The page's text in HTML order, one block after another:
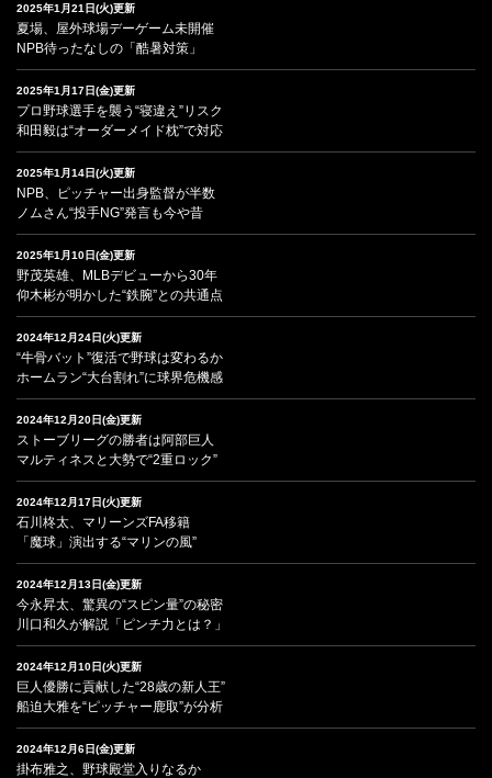
2025年1月21日(火)更新
夏場、屋外球場デーゲーム未開催
NPB待ったなしの「酷暑対策」
2025年1月17日(金)更新
プロ野球選手を襲う“寝違え”リスク
和田毅は“オーダーメイド枕”で対応
2025年1月14日(火)更新
NPB、ピッチャー出身監督が半数
ノムさん“投手NG”発言も今や昔
2025年1月10日(金)更新
野茂英雄、MLBデビューから30年
仰木彬が明かした“鉄腕”との共通点
2024年12月24日(火)更新
“牛骨バット”復活で野球は変わるか
ホームラン“大台割れ”に球界危機感
2024年12月20日(金)更新
ストーブリーグの勝者は阿部巨人
マルティネスと大勢で“2重ロック”
2024年12月17日(火)更新
石川柊太、マリーンズFA移籍
「魔球」演出する“マリンの風”
2024年12月13日(金)更新
今永昇太、驚異の“スピン量”の秘密
川口和久が解説「ピンチ力とは？」
2024年12月10日(火)更新
巨人優勝に貢献した“28歳の新人王”
船迫大雅を“ピッチャー鹿取”が分析
2024年12月6日(金)更新
掛布雅之、野球殿堂入りなるか